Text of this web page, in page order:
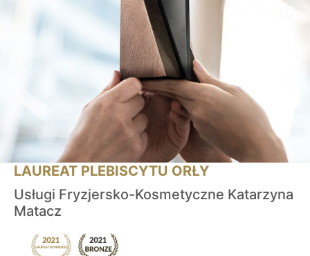
LAUREAT PLEBISCYTU ORŁY
Usługi Fryzjersko-Kosmetyczne Katarzyna
Matacz